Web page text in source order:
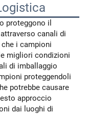
proteggono il
attraverso canali di
i campioni
migliori condizioni
di imballaggio
proteggendoli
potrebbe causare
approccio
dai luoghi di